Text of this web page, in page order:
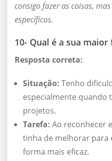
consigo fazer as coisas,
específicos.
10- Qual é a sua maior
Resposta correta:
Situação: Tenho
especialmente quando
projetos.
Tarefa: Ao reconhecer
tinha de melhorar para
forma mais eficaz.